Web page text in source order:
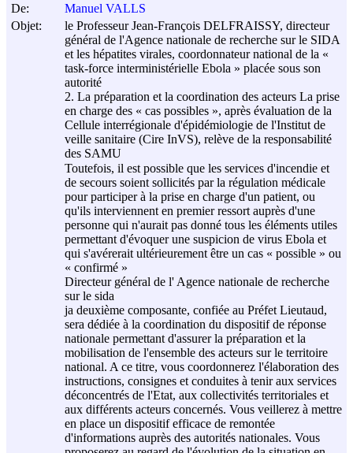
De:
Manuel VALLS
Objet:
le Professeur Jean-François DELFRAISSY, directeur
général de l'Agence nationale de recherche sur le SIDA
et les hépatites virales, coordonnateur national de la «
task-force interministérielle Ebola » placée sous son
autorité
2. La préparation et la coordination des acteurs La prise
en charge des « cas possibles », après évaluation de la
Cellule interrégionale d'épidémiologie de l'Institut de
veille sanitaire (Cire InVS), relève de la responsabilité
des SAMU
Toutefois, il est possible que les services d'incendie et
de secours soient sollicités par la régulation médicale
pour participer à la prise en charge d'un patient, ou
qu'ils interviennent en premier ressort auprès d'une
personne qui n'aurait pas donné tous les éléments utiles
permettant d'évoquer une suspicion de virus Ebola et
qui s'avérerait ultérieurement être un cas « possible » ou
« confirmé »
Directeur général de l' Agence nationale de recherche
sur le sida
ja deuxième composante, confiée au Préfet Lieutaud,
sera dédiée à la coordination du dispositif de réponse
nationale permettant d'assurer la préparation et la
mobilisation de l'ensemble des acteurs sur le territoire
national. A ce titre, vous coordonnerez l'élaboration des
instructions, consignes et conduites à tenir aux services
déconcentrés de l'Etat, aux collectivités territoriales et
aux différents acteurs concernés. Vous veillerez à mettre
en place un dispositif efficace de remontée
d'informations auprès des autorités nationales. Vous